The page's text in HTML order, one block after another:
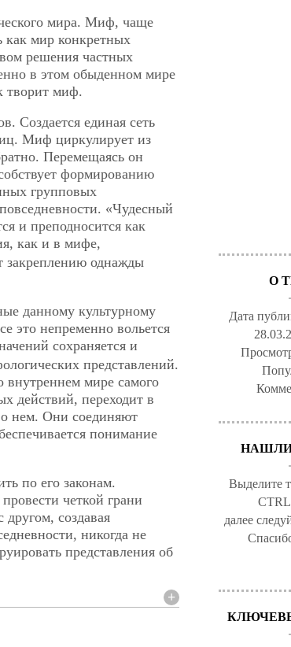
мира. Миф, чаще
как мир конкретных
решения частных
в этом обыденном мире
творит миф.
Создается единая сеть
Миф циркулирует из
Перемещаясь он
формированию
групповых
«Чудесный
и преподносится как
как и в мифе,
закреплению однажды
данному культурному
это непременно вольется
сохраняется и
представлений.
внутреннем мире самого
действий, переходит в
о нем. Они соединяют
понимание
по его законам.
четкой грани
создавая
никогда не
представления об
О
Дата
Выделите
далее